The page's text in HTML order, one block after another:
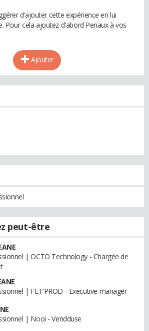
d'ajouter cette expérience en lui
Pour cela ajoutez d'abord Periaux à vos
Ajouter
peut-être
| OCTO Technology - Chargée de
| FET'PROD - Executive manager
| Nooi - Vendduse